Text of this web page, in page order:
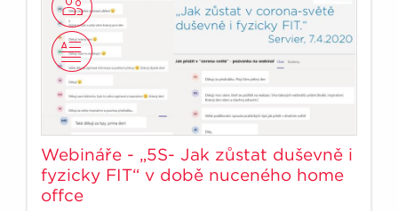
Webináře - „5S- Jak zůstat duševně i
fyzicky FIT“ v době nuceného home
offce